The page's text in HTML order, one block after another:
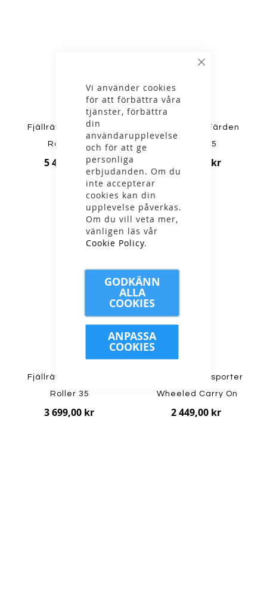
Vi använder cookies
för att förbättra våra
tjänster, förbättra
din
användarupplevelse
och för att ge
personliga
erbjudanden. Om du
inte accepterar
cookies kan din
upplevelse påverkas.
Om du vill veta mer,
vänligen läs vår
Cookie Policy.
GODKÄNN
ALLA
COOKIES
ANPASSA
COOKIES
Fjällräven - Färden
Roller 120
5 499,00 kr
Fjällräven - Färden
Roller 75
4 299,00 kr
NYHET
Fjällräven - Färden
Roller 35
3 699,00 kr
Osprey - Transporter
Wheeled Carry On
2 449,00 kr